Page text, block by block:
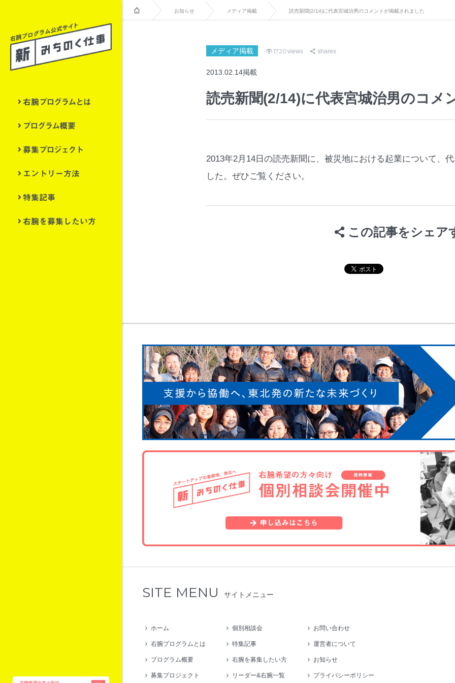
お知らせ メディア掲載 読売新聞(2/14)に代表宮城治男のコメントが掲載されました
メディア掲載 1720views shares
2013.02.14掲載
読売新聞(2/14)に代表宮城治男のコメ
2013年2月14日の読売新聞に、被災地における起業について、
した。ぜひご覧ください。
この記事をシェア
SITE MENU サイトメニュー
ホーム
右腕プログラムとは
プログラム概要
募集プロジェクト
個別相談会
特集記事
右腕を募集したい方
リーダー&右腕一覧
お問い合わせ
運営者について
お知らせ
プライバシーポリシー